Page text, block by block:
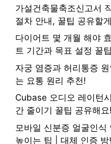
가설건축물축조신고서
절차 안내, 꿀팁 공유할
다이어트 몇 개월 해야
트 기간과 목표 설정 꿀
자궁 염증과 허리통증
는 요통 원리 추천!
Cubase 오디오 레이턴
간 줄이기 꿀팁 공유해요!
모바일 신분증 얼굴인
높이는 팁 | 대체 인증